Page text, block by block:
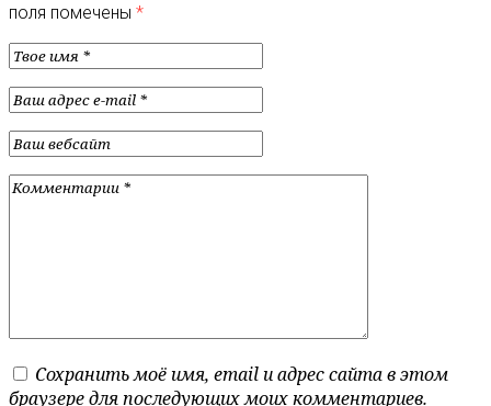
поля помечены *
Сохранить моё имя, email и адрес сайта в этом
браузере для последующих моих комментариев.